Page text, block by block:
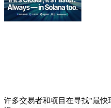
许多交易者和项目在寻找"最